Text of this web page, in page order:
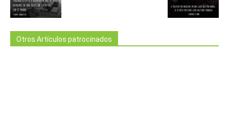
Otros Artículos patrocinados